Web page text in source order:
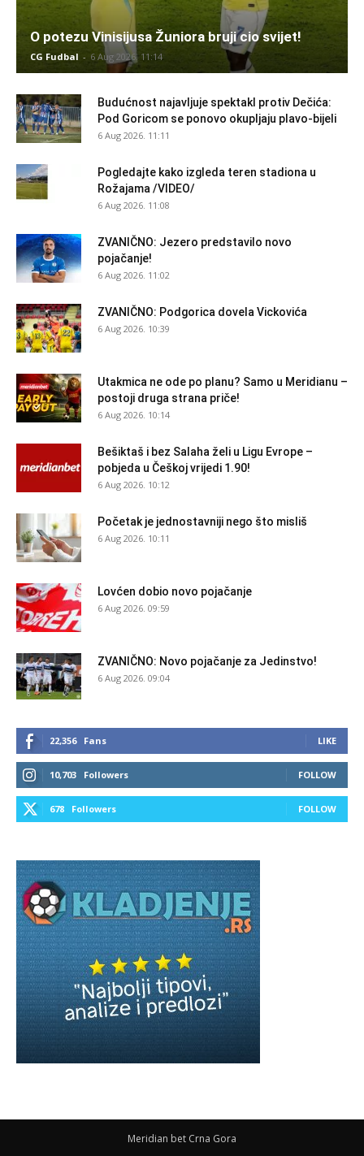
O potezu Vinisijusa Žuniora bruji cio svijet!
CG Fudbal - 6 Aug 2026. 11:14
Budućnost najavljuje spektakl protiv Dečića:
Pod Goricom se ponovo okupljaju plavo-bijeli
6 Aug 2026. 11:11
Pogledajte kako izgleda teren stadiona u
Rožajama /VIDEO/
6 Aug 2026. 11:08
ZVANIČNO: Jezero predstavilo novo
pojačanje!
6 Aug 2026. 11:02
ZVANIČNO: Podgorica dovela Vickovića
6 Aug 2026. 10:39
Utakmica ne ode po planu? Samo u Meridianu –
postoji druga strana priče!
6 Aug 2026. 10:14
Bešiktaš i bez Salaha želi u Ligu Evrope –
pobjeda u Češkoj vrijedi 1.90!
6 Aug 2026. 10:12
Početak je jednostavniji nego što misliš
6 Aug 2026. 10:11
Lovćen dobio novo pojačanje
6 Aug 2026. 09:59
ZVANIČNO: Novo pojačanje za Jedinstvo!
6 Aug 2026. 09:04
22,356 Fans LIKE
10,703 Followers FOLLOW
678 Followers FOLLOW
Meridian bet Crna Gora